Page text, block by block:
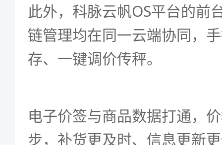
此外，科脉云帆OS平台的前
链管理均在同一云端协同，
存、一键调价传秤。
电子价签与商品数据打通，
步，补货更及时、信息更新